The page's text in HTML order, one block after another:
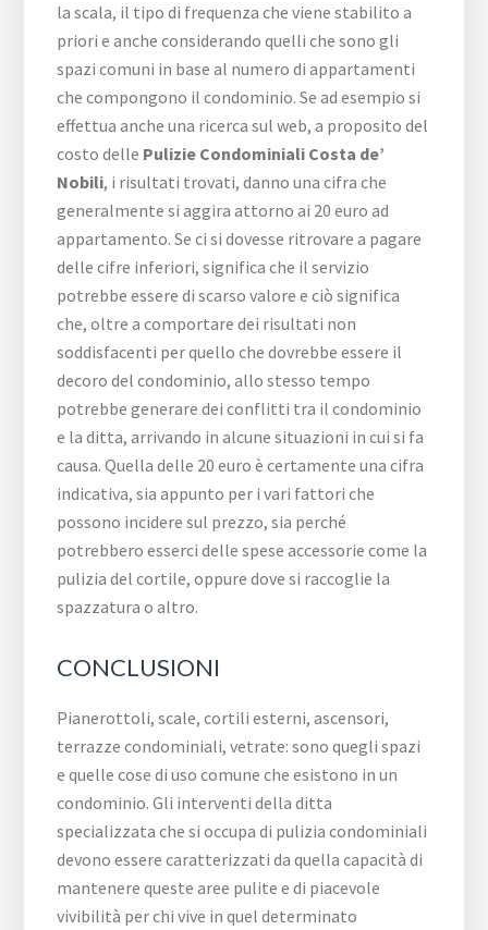
la scala, il tipo di frequenza che viene stabilito a
priori e anche considerando quelli che sono gli
spazi comuni in base al numero di appartamenti
che compongono il condominio. Se ad esempio si
effettua anche una ricerca sul web, a proposito del
costo delle Pulizie Condominiali Costa de’
Nobili, i risultati trovati, danno una cifra che
generalmente si aggira attorno ai 20 euro ad
appartamento. Se ci si dovesse ritrovare a pagare
delle cifre inferiori, significa che il servizio
potrebbe essere di scarso valore e ciò significa
che, oltre a comportare dei risultati non
soddisfacenti per quello che dovrebbe essere il
decoro del condominio, allo stesso tempo
potrebbe generare dei conflitti tra il condominio
e la ditta, arrivando in alcune situazioni in cui si fa
causa. Quella delle 20 euro è certamente una cifra
indicativa, sia appunto per i vari fattori che
possono incidere sul prezzo, sia perché
potrebbero esserci delle spese accessorie come la
pulizia del cortile, oppure dove si raccoglie la
spazzatura o altro.
CONCLUSIONI
Pianerottoli, scale, cortili esterni, ascensori,
terrazze condominiali, vetrate: sono quegli spazi
e quelle cose di uso comune che esistono in un
condominio. Gli interventi della ditta
specializzata che si occupa di pulizia condominiali
devono essere caratterizzati da quella capacità di
mantenere queste aree pulite e di piacevole
vivibilità per chi vive in quel determinato